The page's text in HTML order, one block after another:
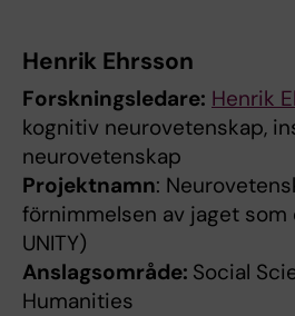
Henrik Ehrsson
Forskningsledare: Henrik
kognitiv neurovetenskap,
neurovetenskap
Projektnamn:
förnimmelsen av jaget som
UNITY)
Anslagsområde: Social
Humanities